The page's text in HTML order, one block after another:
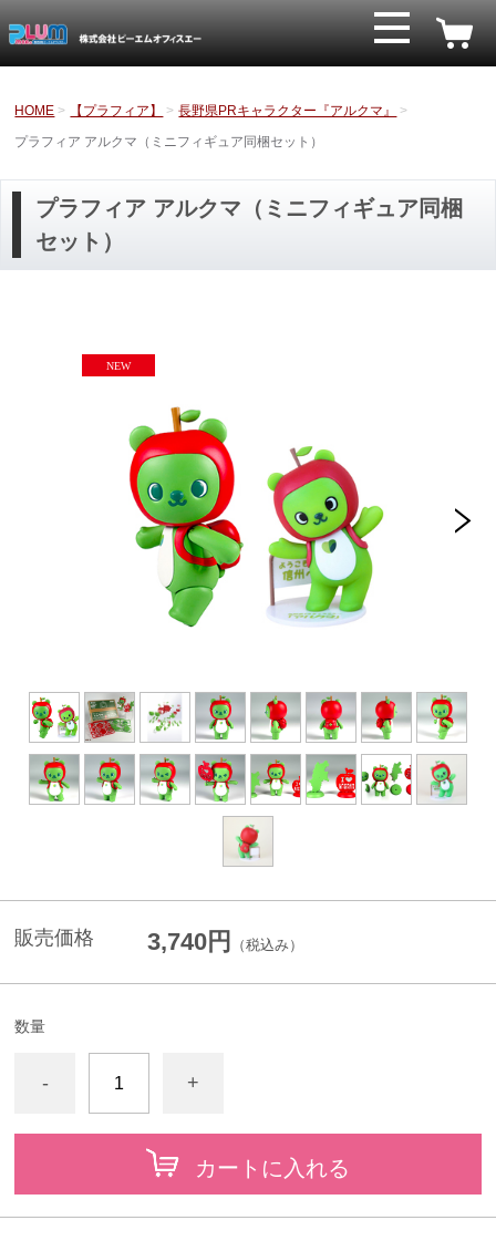
HOME 【プラフィア】
長野県PRキャラクター『アルクマ』
プラフィア アルクマ（ミニフィギュア同梱セット）
プラフィア アルクマ（ミニフィギュア同梱
セット）
販売価格 3,740円 （税込み）
数量
- +
カートに入れる